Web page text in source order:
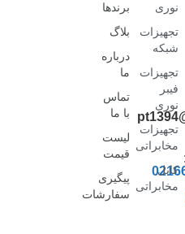
نوری
تجهیزات
شبکه
تجهیزات
فیبر
نوری
تجهیزات
مخابراتی
کابل
مخابراتی
برندها
بلاگ
درباره
ما
تماس
با ما
لیست
قیمت
پیگیری
سفارشات